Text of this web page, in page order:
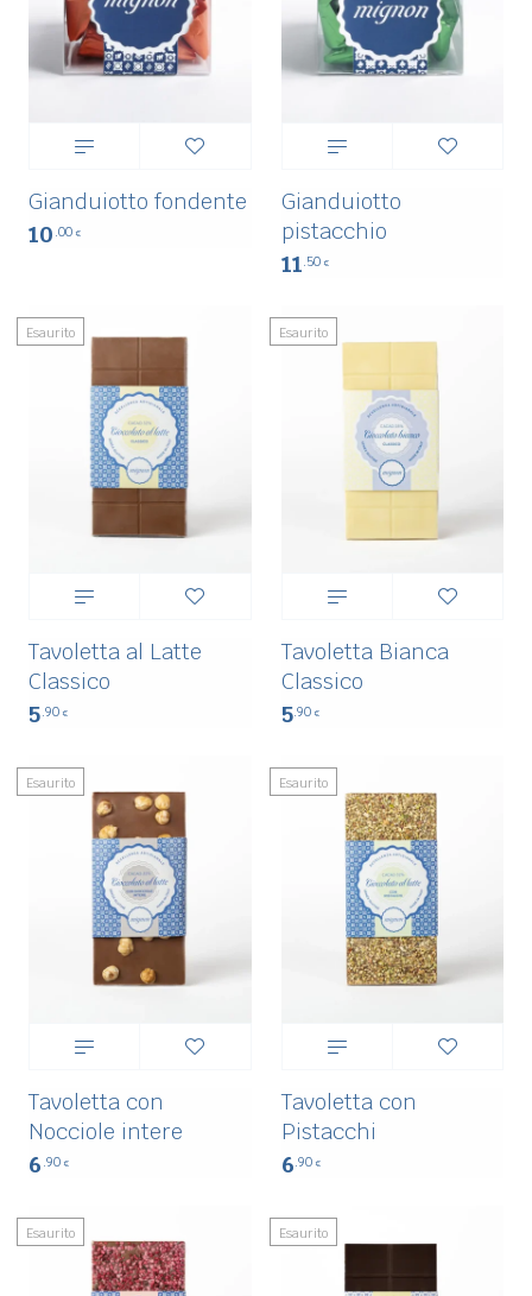
Gianduiotto fondente
10 .00 €
Gianduiotto
pistacchio
11.50€
Esaurito
Tavoletta al Latte
Classico
5 .90 €
Esaurito
Tavoletta Bianca
Classico
5 .90€
Esaurito
Tavoletta con
Nocciole intere
6 .90 €
Esaurito
Tavoletta con
Pistacchi
6 .90€
Esaurito Esaurito